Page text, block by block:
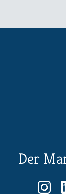
Der